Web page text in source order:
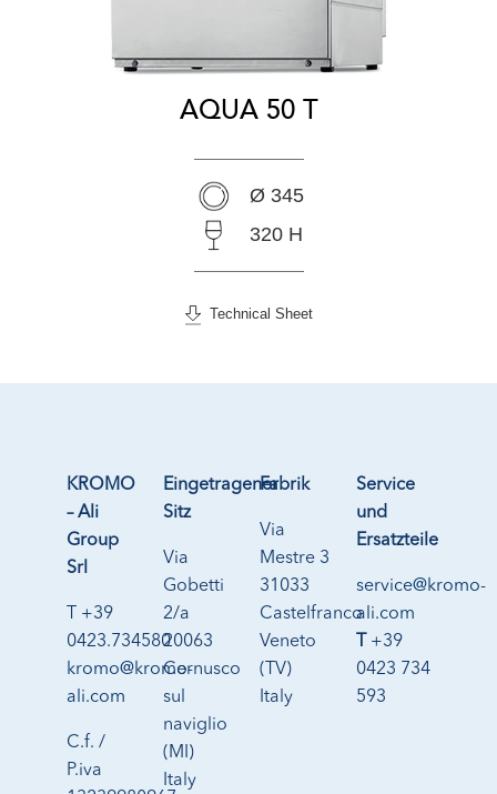
AQUA 50 T
Ø 345
320 H
Technical Sheet
KROMO
– Ali
Group
Srl
T +39
0423.734580
kromo@kromo-
ali.com
C.f. /
P.iva
Eingetragener
Sitz
Via
Gobetti
2/a
20063
Cernusco
sul
naviglio
(MI)
Italy
Fabrik
Via
Mestre 3
31033
Castelfranco
Veneto
(TV)
Italy
Service
und
Ersatzteile
service@kromo-
ali.com
T +39
0423 734
593